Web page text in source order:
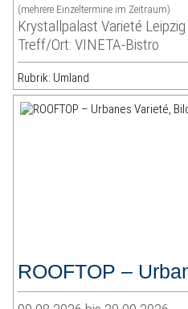
(mehrere Einzeltermine im Zeitraum)
Krystallpalast Varieté Leipzig
Treff/Ort: VINETA-Bistro
Rubrik: Umland
ROOFTOP –